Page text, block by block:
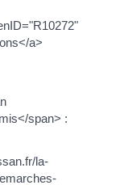
a>
span> :
la-